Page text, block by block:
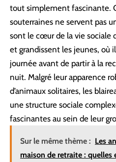
tout simplement fascinante.
souterraines ne servent pas
sont le cœur de la vie sociale
et grandissent les jeunes, où
journée avant de partir à la
nuit. Malgré leur apparence
d’animaux solitaires, les
une structure sociale
fascinantes au sein de leur
Sur le même thème : Les
maison de retraite : quelles